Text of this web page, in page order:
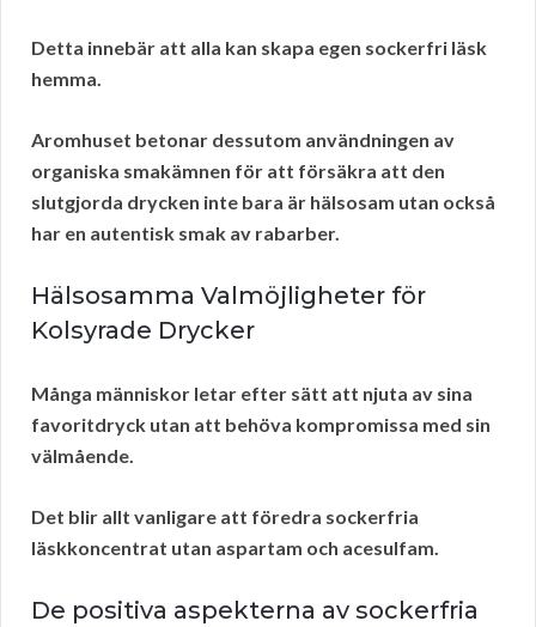
Detta innebär att alla kan skapa egen sockerfri läsk
hemma.
Aromhuset betonar dessutom användningen av
organiska smakämnen för att försäkra att den
slutgjorda drycken inte bara är hälsosam utan också
har en autentisk smak av rabarber.
Hälsosamma Valmöjligheter för
Kolsyrade Drycker
Många människor letar efter sätt att njuta av sina
favoritdryck utan att behöva kompromissa med sin
välmående.
Det blir allt vanligare att föredra sockerfria
läskkoncentrat utan aspartam och acesulfam.
De positiva aspekterna av sockerfria